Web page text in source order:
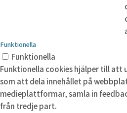
Funktionella
Funktionella
Funktionella cookies hjälper till att
som att dela innehållet på
medieplattformar, samla in
från tredje part.